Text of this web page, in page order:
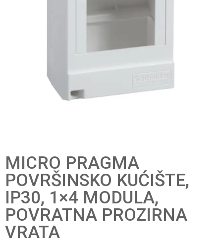
MICRO PRAGMA
POVRŠINSKO KUĆIŠTE,
IP30, 1×4 MODULA,
POVRATNA PROZIRNA
VRATA